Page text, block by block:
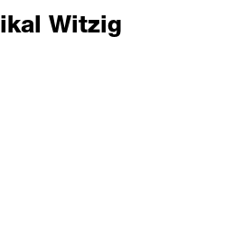
Witzig